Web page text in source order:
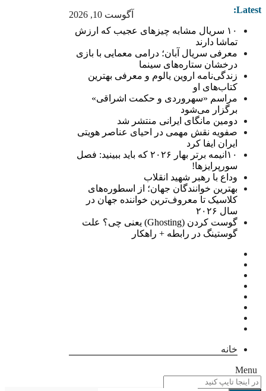
آگوست 10, 2026 Latest:
۱۰ سریال مشابه چیزهای عجیب که ارزش
تماشا دارند
معرفی سریال آبان؛ درامی معمایی با بازی
درخشان ستاره‌های سینما
زندگی‌نامه اروین یالوم و معرفی بهترین
کتاب‌های او
مراسم «سهروردی و حکمت اشراقی»
برگزار می‌شود
دومین مانگای ایرانی منتشر شد
صفویه نقش مهمی در احیای عناصر هویتی
ایران ایفا کرد
۱۰انیمه برتر بهار ۲۰۲۶ که باید ببینید: فصل
سورپرایزها!
وداع با رهبر شهید انقلاب
بهترین خوانندگان جهان؛ از اسطوره‌های
کلاسیک تا معروف‌ترین خواننده جهان در
سال ۲۰۲۶
گوست کردن (Ghosting) یعنی چی؟ علت
گوستینگ در رابطه + راهکار
خانه
Menu